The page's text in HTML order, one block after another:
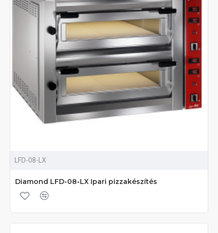
LFD-08-LX
Diamond LFD-08-LX Ipari pizzakészítés